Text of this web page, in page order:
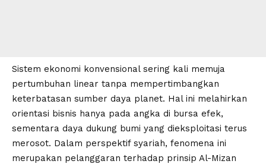
Sistem ekonomi konvensional sering kali memuja
pertumbuhan linear tanpa mempertimbangkan
keterbatasan sumber daya planet. Hal ini melahirkan
orientasi bisnis hanya pada angka di bursa efek,
sementara daya dukung bumi yang dieksploitasi terus
merosot. Dalam perspektif syariah, fenomena ini
merupakan pelanggaran terhadap prinsip Al-Mizan